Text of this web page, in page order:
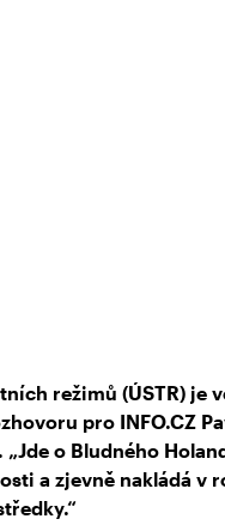
režimů (ÚSTR) je
pro INFO.CZ
o Bludného
a zjevně nakládá v